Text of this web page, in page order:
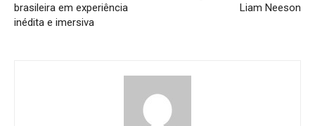
brasileira em experiência
inédita e imersiva
Liam Neeson